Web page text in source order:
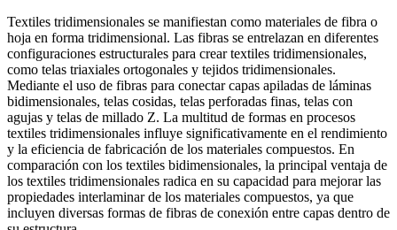
Textiles tridimensionales se manifiestan como materiales de fibra o
hoja en forma tridimensional. Las fibras se entrelazan en diferentes
configuraciones estructurales para crear textiles tridimensionales,
como telas triaxiales ortogonales y tejidos tridimensionales.
Mediante el uso de fibras para conectar capas apiladas de láminas
bidimensionales, telas cosidas, telas perforadas finas, telas con
agujas y telas de millado Z. La multitud de formas en procesos
textiles tridimensionales influye significativamente en el rendimiento
y la eficiencia de fabricación de los materiales compuestos. En
comparación con los textiles bidimensionales, la principal ventaja de
los textiles tridimensionales radica en su capacidad para mejorar las
propiedades interlaminar de los materiales compuestos, ya que
incluyen diversas formas de fibras de conexión entre capas dentro de